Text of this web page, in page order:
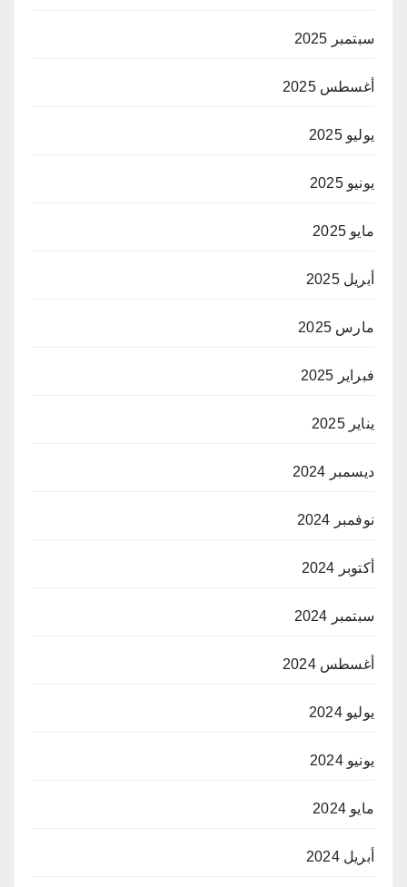
سبتمبر 2025
أغسطس 2025
يوليو 2025
يونيو 2025
مايو 2025
أبريل 2025
مارس 2025
فبراير 2025
يناير 2025
ديسمبر 2024
نوفمبر 2024
أكتوبر 2024
سبتمبر 2024
أغسطس 2024
يوليو 2024
يونيو 2024
مايو 2024
أبريل 2024